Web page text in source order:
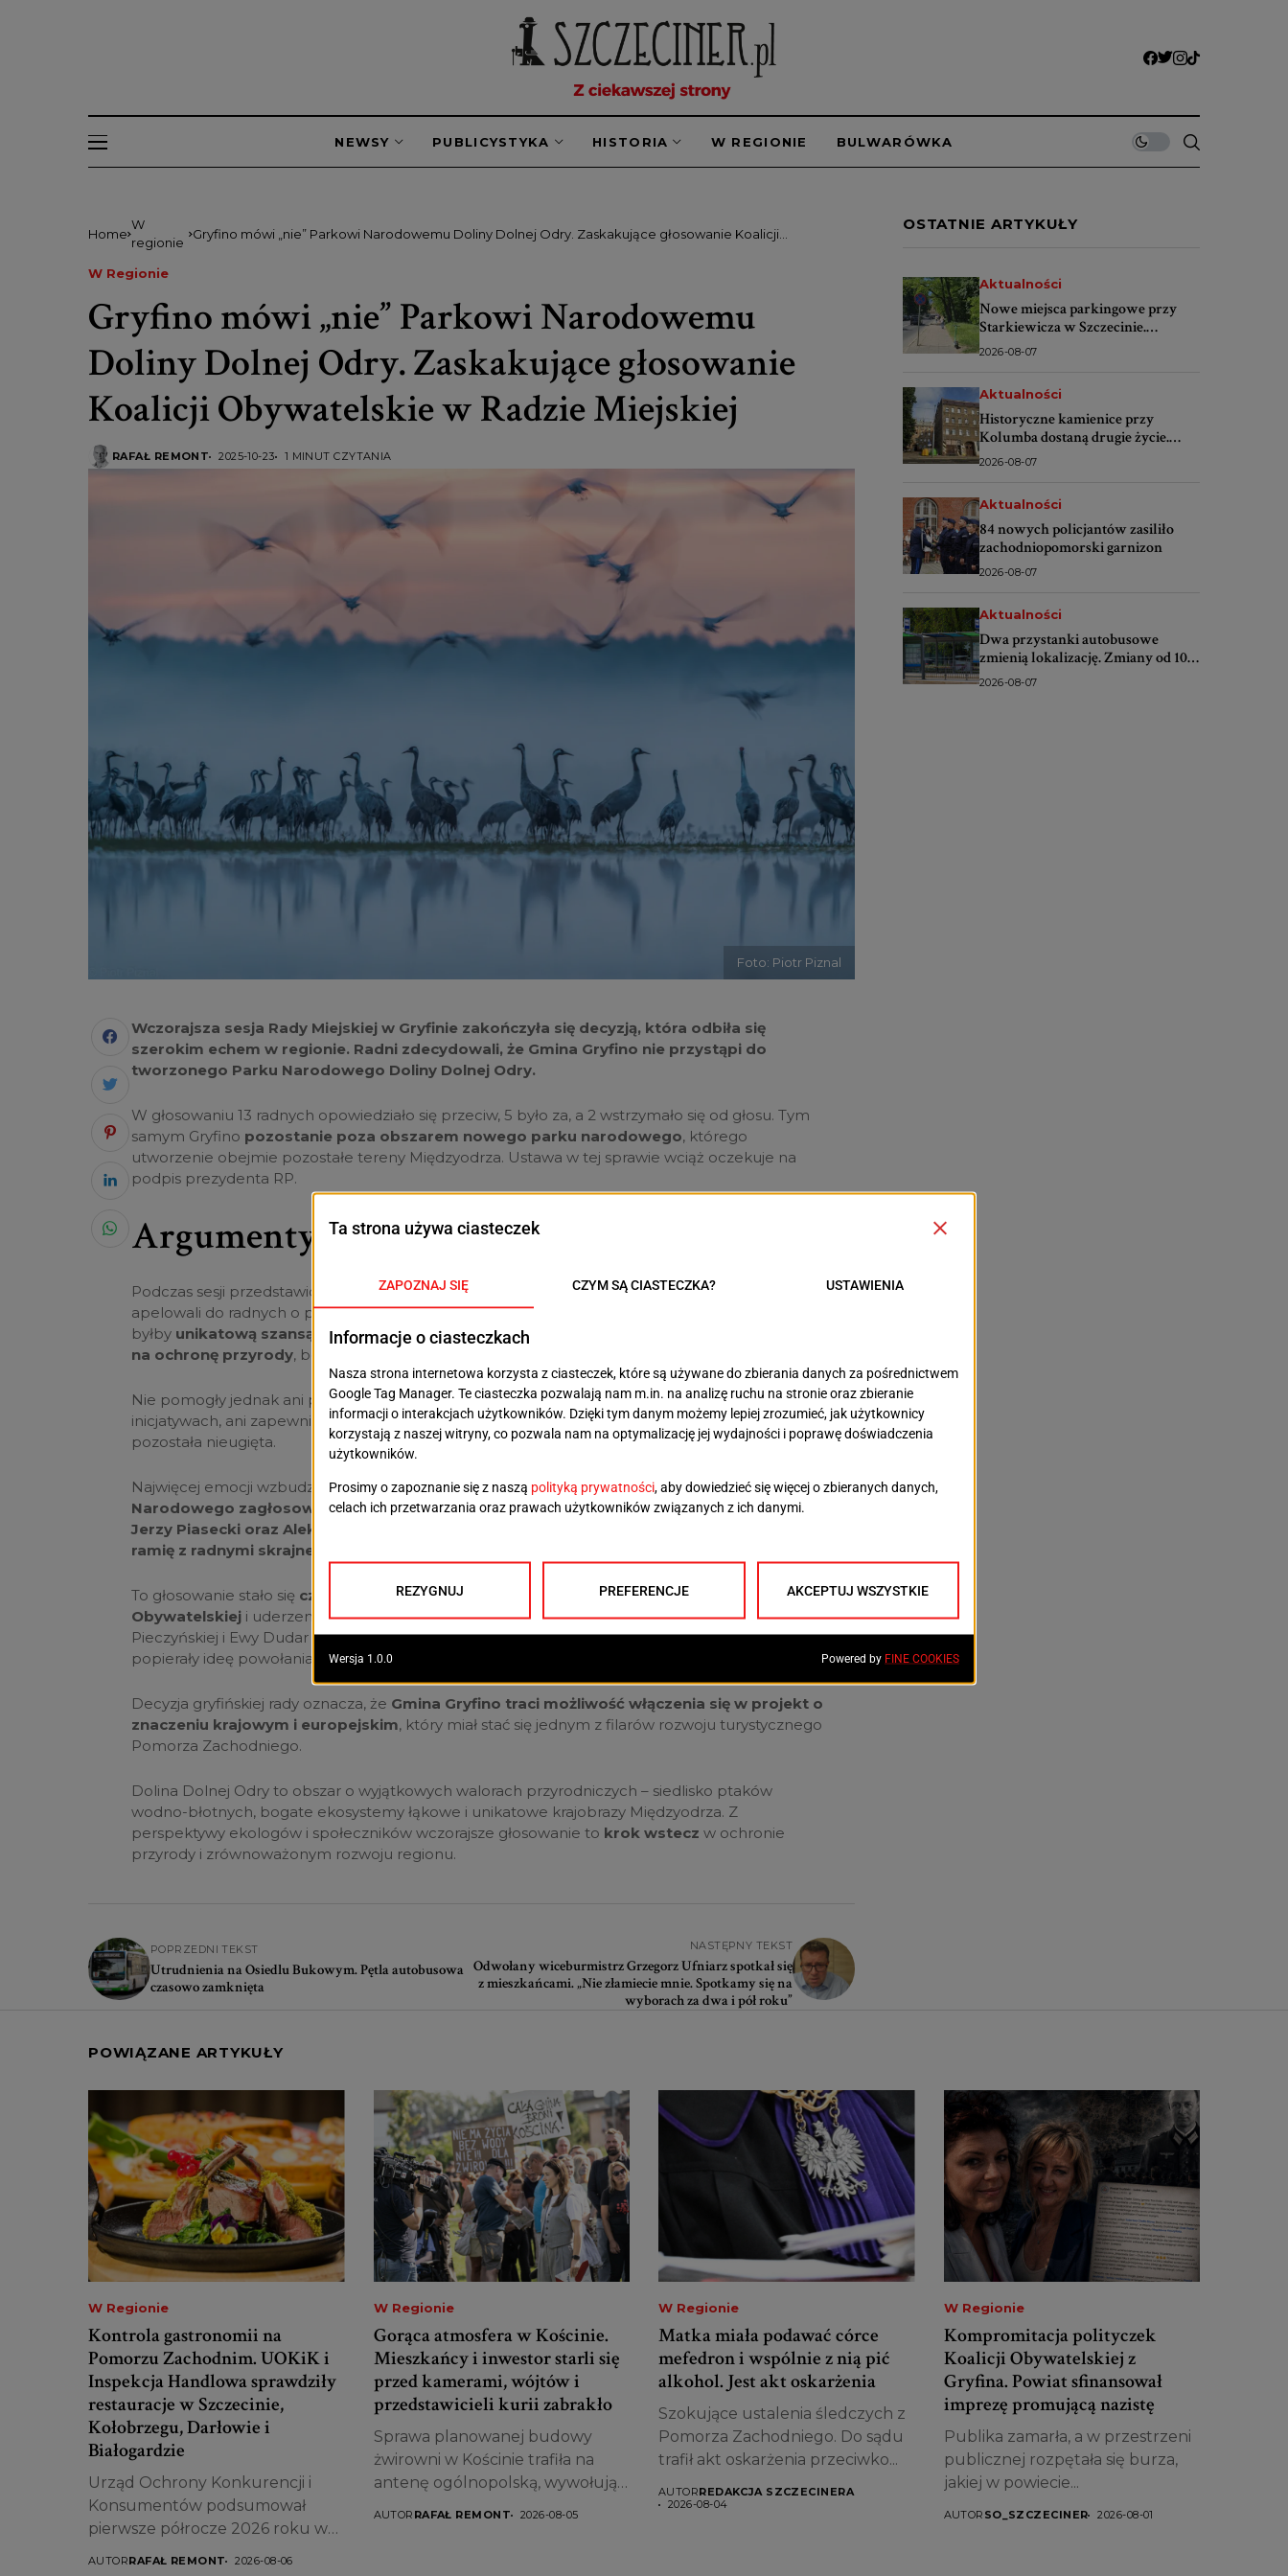
NEWSY PUBLICYSTYKA HISTORIA W REGIONIE BULWARÓWKA
Home
W
regionie
Gryfino mówi „nie” Parkowi Narodowemu Doliny Dolnej Odry. Zaskakujące głosowanie Koalicji
W Regionie
Gryfino mówi „nie” Parkowi Narodowemu
Doliny Dolnej Odry. Zaskakujące głosowanie
Koalicji Obywatelskie w Radzie Miejskiej
RAFAŁ REMONT 2025-10-23 1 MINUT CZYTANIA
Foto: Piotr Piznal
Wczorajsza sesja Rady Miejskiej w Gryfinie zakończyła się decyzją, która odbiła się
szerokim echem w regionie. Radni zdecydowali, że Gmina Gryfino nie przystąpi do
tworzonego Parku Narodowego Doliny Dolnej Odry.
W głosowaniu 13 radnych opowiedziało się przeciw, 5 było za, a 2 wstrzymało się od głosu. Tym
samym Gryfino pozostanie poza obszarem nowego parku narodowego, którego
utworzenie obejmie pozostałe tereny Międzyodrza. Ustawa w tej sprawie wciąż oczekuje na
podpis prezydenta RP.
Argumenty nie przekonały
Podczas sesji przedstawiciele środowisk przyrodniczych oraz wojewoda zachodniopomorski
apelowali do radnych o pozytywną decyzję. Przypominali, że Park Narodowy Doliny Dolnej Odry
byłby unikatową szansą na rozwój turystyki, edukacji ekologicznej i pozyskanie funduszy
na ochronę przyrody, bez konieczności rezygnacji z lokalnych inwestycji.
Nie pomogły jednak ani przykłady innych samorządów, które skorzystały na podobnych
inicjatywach, ani zapewnienia o szerokich konsultacjach społecznych. Większość radnych
pozostała nieugięta.
Najwięcej emocji wzbudził jednak fakt, żeprzeciw przystąpieniu Gryfina do Parku
Narodowego zagłosowali również radni Koalicji Obywatelskiej – Magdalena Chmura,
Jerzy Piasecki oraz Aleksandra Misiuna-Gólcz
ramię z radnymi skrajnej prawicy
To głosowanie stało się czytelnym sygnałem podziału wewnątrz lokalnych struktur Koalicji
Obywatelskiej i uderzeniem w polityczny autorytet Olgierda Geblewicza, Magdaleny
Pieczyńskiej i Ewy Dudar – dotychczasowych twarzy ugrupowania w regionie, które publicznie
popierały ideę powołania parku narodowego.
Decyzja gryfińskiej rady oznacza, że Gmina Gryfino traci możliwość włączenia się w projekt o
znaczeniu krajowym i europejskim, który miał stać się jednym z filarów rozwoju turystycznego
Pomorza Zachodniego.
Dolina Dolnej Odry to obszar o wyjątkowych walorach przyrodniczych – siedlisko ptaków
wodno-błotnych, bogate ekosystemy łąkowe i unikatowe krajobrazy Międzyodrza. Z
perspektywy ekologów i społeczników wczorajsze głosowanie to krok wstecz w ochronie
przyrody i zrównoważonym rozwoju regionu.
POPRZEDNI TEKST
Utrudnienia na Osiedlu Bukowym. Pętla autobusowa
czasowo zamknięta
NASTĘPNY TEKST
Odwołany wiceburmistrz Grzegorz Ufniarz spotkał się
z mieszkańcami. „Nie złamiecie mnie. Spotkamy się na
wyborach za dwa i pół roku”
OSTATNIE ARTYKUŁY
Aktualności
Nowe miejsca parkingowe przy
Starkiewicza w Szczecinie.
Wybrano wykonawcę
2026-08-07
Aktualności
Historyczne kamienice przy
Kolumba dostaną drugie życie.
Rusza wielki remont
2026-08-07
Aktualności
84 nowych policjantów zasiliło
zachodniopomorski garnizon
2026-08-07
Aktualności
Dwa przystanki autobusowe
zmienią lokalizację. Zmiany od 10
sierpnia
2026-08-07
POWIĄZANE ARTYKUŁY
W Regionie
Kontrola gastronomii na
Pomorzu Zachodnim. UOKiK i
Inspekcja Handlowa sprawdziły
restauracje w Szczecinie,
Kołobrzegu, Darłowie i
Białogardzie
Urząd Ochrony Konkurencji i
Konsumentów podsumował
pierwsze półrocze 2026 roku w
AUTORRAFAŁ REMONT 2026-08-06
W Regionie
Gorąca atmosfera w Kościnie.
Mieszkańcy i inwestor starli się
przed kamerami, wójtów i
przedstawicieli kurii zabrakło
Sprawa planowanej budowy
żwirowni w Kościnie trafiła na
antenę ogólnopolską, wywołując
AUTOR RAFAŁ REMONT 2026-08-05
W Regionie
Matka miała podawać córce
mefedron i wspólnie z nią pić
alkohol. Jest akt oskarżenia
Szokujące ustalenia śledczych z
Pomorza Zachodniego. Do sądu
trafił akt oskarżenia przeciwko...
AUTORREDAKCJA SZCZECINERA
2026-08-04
W Regionie
Kompromitacja polityczek
Koalicji Obywatelskiej z
Gryfina. Powiat sfinansował
imprezę promującą nazistę
Publika zamarła, a w przestrzeni
publicznej rozpętała się burza,
jakiej w powiecie...
AUTOR SO_SZCZECINER 2026-08-01